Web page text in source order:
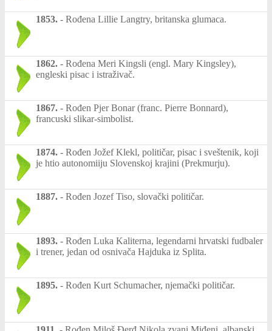
1853. - Rođena Lillie Langtry, britanska glumaca.
1862. - Rođena Meri Kingsli (engl. Mary Kingsley),
engleski pisac i istraživač.
1867. - Rođen Pjer Bonar (franc. Pierre Bonnard),
francuski slikar-simbolist.
1874. - Rođen Jožef Klekl, političar, pisac i sveštenik, koji
je htio autonomiiju Slovenskoj krajini (Prekmurju).
1887. - Rođen Jozef Tiso, slovački političar.
1893. - Rođen Luka Kaliterna, legendarni hrvatski fudbaler
i trener, jedan od osnivača Hajduka iz Splita.
1895. - Rođen Kurt Schumacher, njemački političar.